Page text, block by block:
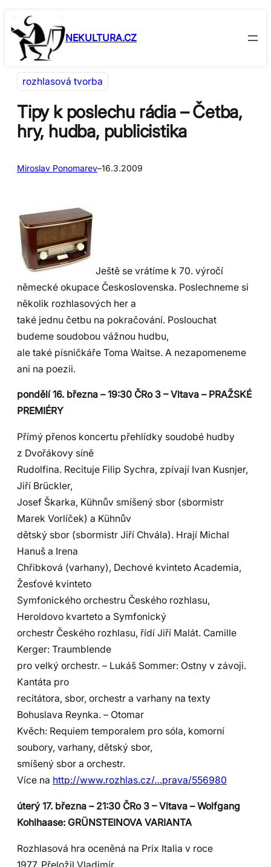
Přeskočit
na
obsah
Skip
to
content
NEKULTURA.CZ
rozhlasová tvorba
Tipy k poslechu rádia – Četba,
hry, hudba, publicistika
Miroslav Ponomarev–16.3.2009
Ještě se vrátíme k 70. výročí
německé okupace Československa. Poslechneme si
několik rozhlasových her a
také jednu četbu na pokračování. Poslouchat
budeme soudobou vážnou hudbu,
ale také písničkáře Toma Waitse. A nezapomeneme
ani na poezii.
pondělí 16. března – 19:30 ČRo 3 – Vltava – PRAŽSKÉ
PREMIÉRY
Přímý přenos koncertu přehlídky soudobé hudby
z Dvořákovy síně
Rudolfina. Recituje Filip Sychra, zpívají Ivan Kusnjer,
Jiří Brückler,
Josef Škarka, Kühnův smíšený sbor (sbormistr
Marek Vorlíček) a Kühnův
dětský sbor (sbormistr Jiří Chvála). Hrají Michal
Hanuš a Irena
Chřibková (varhany), Dechové kvinteto Academia,
Žesťové kvinteto
Symfonického orchestru Českého rozhlasu,
Heroldovo kvarteto a Symfonický
orchestr Českého rozhlasu, řídí Jiří Malát. Camille
Kerger: Traumblende
pro velký orchestr. – Lukáš Sommer: Ostny v závoji.
Kantáta pro
recitátora, sbor, orchestr a varhany na texty
Bohuslava Reynka. – Otomar
Kvěch: Requiem temporalem pro sóla, komorní
soubory, varhany, dětský sbor,
smíšený sbor a orchestr.
Více na http://www.rozhlas.cz/…prava/556980
úterý 17. března – 21:30 ČRo 3 – Vltava – Wolfgang
Kohlhaase: GRÜNSTEINOVA VARIANTA
Rozhlasová hra oceněná na Prix Italia v roce
1977. Přeložil Vladimír